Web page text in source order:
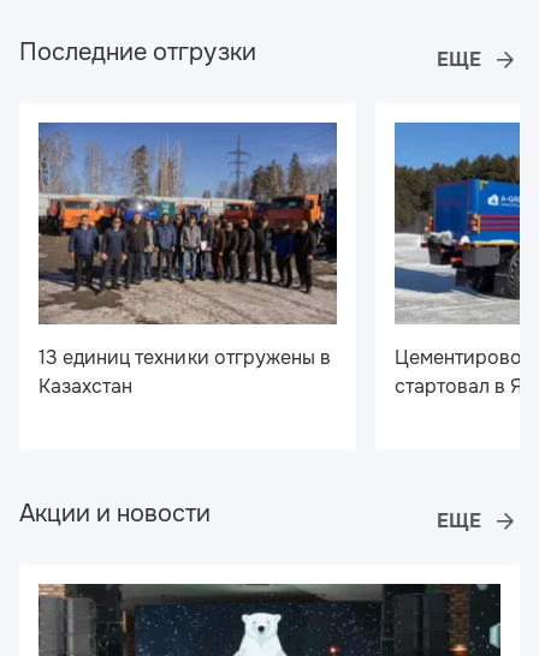
Последние отгрузки
13 единиц техники отгружены в
Казахстан
стартовал в
Акции и новости